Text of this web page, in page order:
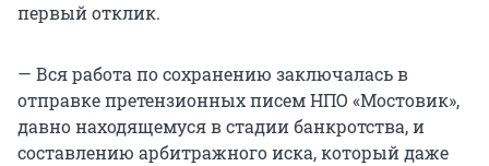
первый отклик.
— Вся работа по сохранению заключалась в
отправке претензионных писем НПО «Мостовик»,
давно находящемуся в стадии банкротства, и
составлению арбитражного иска, который даже